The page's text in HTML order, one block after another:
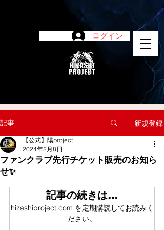
ログイン
記事 新規登録
ファンクラブ先行チケット販売のお知ら
せ✨
【公式】陽project
2024年2月8日
記事の続きは…
hizashiproject.com を定期購読してお読みく
ださい。